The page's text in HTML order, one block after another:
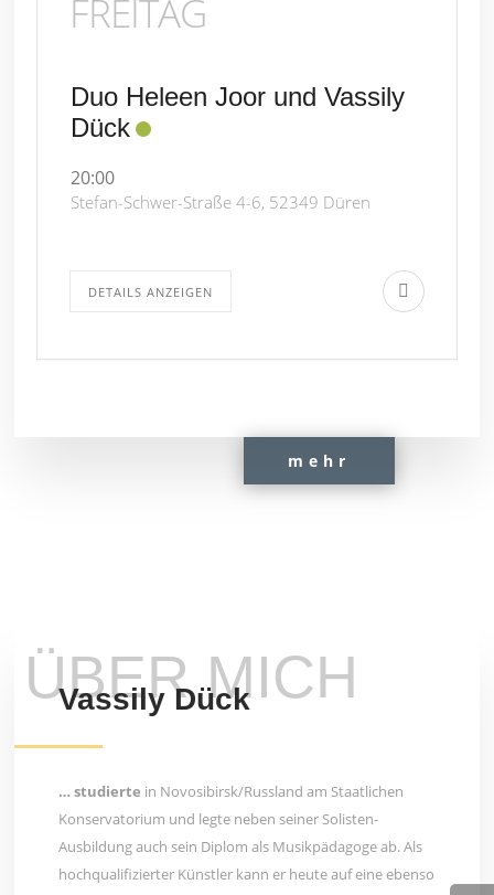
FREITAG
Duo Heleen Joor und Vassily
Dück
20:00
Stefan-Schwer-Straße 4-6, 52349 Düren
DETAILS ANZEIGEN
mehr
ÜBER MICH
Vassily Dück
… studierte in Novosibirsk/Russland am Staatlichen
Konservatorium und legte neben seiner Solisten-
Ausbildung auch sein Diplom als Musikpädagoge ab. Als
hochqualifizierter Künstler kann er heute auf eine ebenso